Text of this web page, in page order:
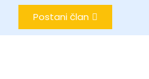
Postani član